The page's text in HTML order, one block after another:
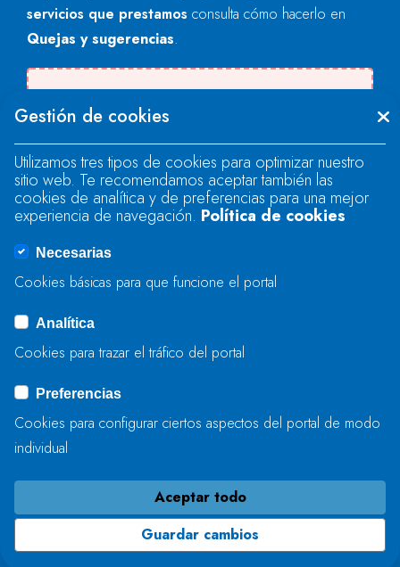
servicios que prestamos consulta cómo hacerlo en
Quejas y sugerencias.
"text".
Se produjo un error al cargar el campo
"text".
Se produjo un error al cargar el campo
ENVIAR
Gestión de cookies
Utilizamos tres tipos de cookies para optimizar nuestro
sitio web. Te recomendamos aceptar también las
cookies de analítica y de preferencias para una mejor
experiencia de navegación. Política de cookies
Necesarias
Cookies básicas para que funcione el portal
Analítica
Cookies para trazar el tráfico del portal
Preferencias
Cookies para configurar ciertos aspectos del portal de modo
individual
Aceptar todo
Guardar cambios